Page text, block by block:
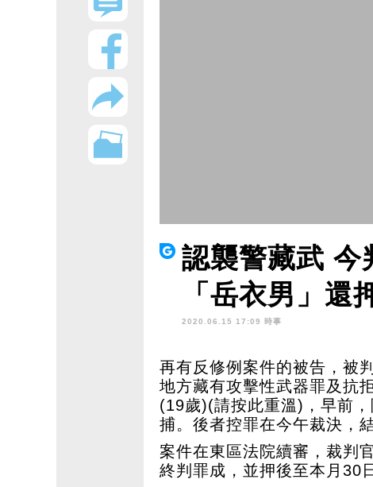
認襲警藏武 今
「岳衣男」還
2020.06.15 17:09 時事
再有反修例案件的被告，被
地方藏有攻擊性武器罪及抗
(19歲)(請按此重溫)，早前
捕。後者控罪在今午裁決，
案件在東區法院續審，裁判
終判罪成，並押後至本月30